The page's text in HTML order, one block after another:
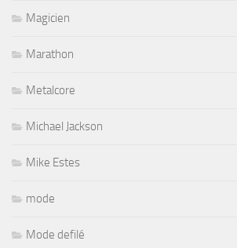
Magicien
Marathon
Metalcore
Michael Jackson
Mike Estes
mode
Mode defilé